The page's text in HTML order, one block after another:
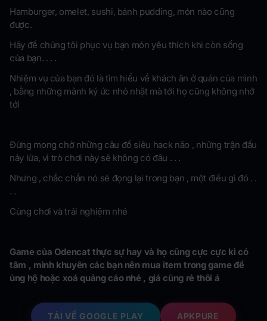
Hamburger, omelet, sushi, bánh pudding, món nào cũng
được.
Hãy để chúng tôi phục vụ bạn món yêu thích khi còn sống
của bạn. . . .
Nhiệm vụ của bạn đó là tìm hiểu về khách ăn ở quán của mình
, bằng những mảnh ký ức nhỏ nhặt mà tới họ cũng không nhớ
tới
Đừng mong chờ những câu đố siêu hack não , những trận đấu
nảy lửa, vì trò chơi này sẽ không có đâu . . .
Nhưng , chắc chắn nó sẽ đọng lại trong bạn , một điều gì đó . .
. .
Cùng chơi và trải nghiệm nhé
Game của Odencat thực sự hay và họ cũng cực cực kì có
tâm , mình khuyên các bạn nên mua item trong game để
ủng hộ hoặc xoá quảng cáo nhé , giá cũng rẻ thôi á
TẢI VỀ GOOGLE PLAY APKPURE